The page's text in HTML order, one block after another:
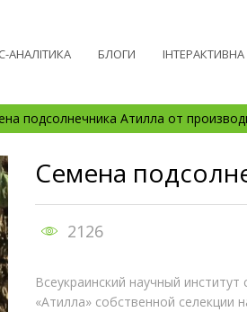
АНАЛІТИКА БЛОГИ
подсолнечника Атилла от
Семена
2126
Всеукраинский научный
«Атилла» собственной селекции